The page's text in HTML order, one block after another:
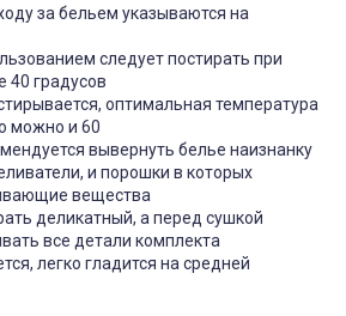
за бельем указываются на
следует постирать при
40 градусов
оптимальная температура
можно и 60
вывернуть белье наизнанку
и порошки в которых
вещества
деликатный, а перед сушкой
все детали комплекта
легко гладится на средней